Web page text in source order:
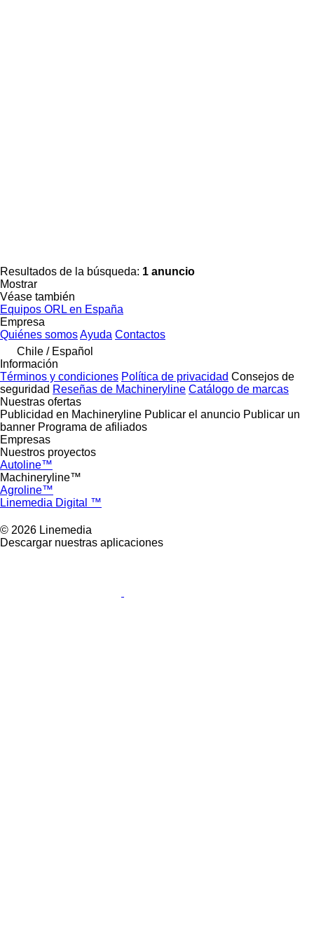
Resultados de la búsqueda: 1 anuncio
Mostrar
Véase también
Equipos ORL en España
Empresa
Quiénes somosAyuda Contactos
Chile / Español
Información
Términos y condiciones Política de privacidad Consejos de
seguridad Reseñas de Machineryline Catálogo de marcas
Nuestras ofertas
Publicidad en Machineryline Publicar el anuncio Publicar un
banner Programa de afiliados
Empresas
Nuestros proyectos
Autoline™
Machineryline™
Agroline™
Linemedia Digital ™
© 2026 Linemedia
Descargar nuestras aplicaciones